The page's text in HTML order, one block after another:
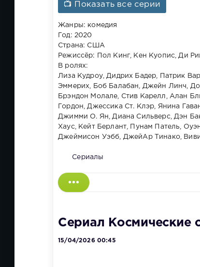
📺 Показать все серии
Жанры: комедия
Год: 2020
Страна: США
Режиссёр: Пол Кинг, Кен Куопис, Ди
В ролях:
Лиза Кудроу, Дидрих Бадер, Патрик
Эммерих, Боб Балабан, Джейн Линч,
Брэндон Молале, Стив Карелл, Алан
Гордон, Джессика Ст. Клэр, Янина
Джимми О. Ян, Диана Сильверс, Дэн
Хаус, Кейт Берлант, Пунам Патель,
Джеймисон Уэбб, ДжейАр Тинако,
Сериалы
Сериал Космические
15/04/2026 00:45